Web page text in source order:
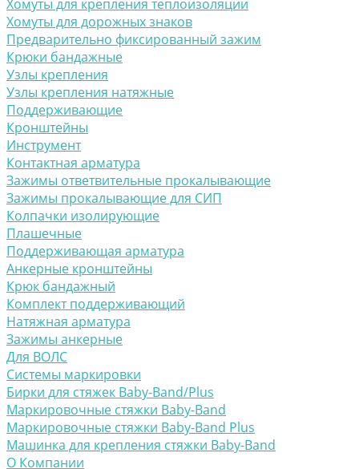
Хомуты для крепления теплоизоляции
Хомуты для дорожных знаков
Предварительно фиксированный зажим
Крюки бандажные
Узлы крепления
Узлы крепления натяжные
Поддерживающие
Кронштейны
Инструмент
Контактная арматура
Зажимы ответвительные прокалывающие
Зажимы прокалывающие для СИП
Колпачки изолирующие
Плашечные
Поддерживающая арматура
Анкерные кронштейны
Крюк бандажный
Комплект поддерживающий
Натяжная арматура
Зажимы анкерные
Для ВОЛС
Системы маркировки
Бирки для стяжек Baby-Band/Plus
Маркировочные стяжки Baby-Band
Маркировочные стяжки Baby-Band Plus
Машинка для крепления стяжки Baby-Band
О Компании